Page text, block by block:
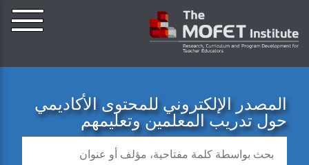
المصدر الإلكتروني للمحتوى الأكاديمي
حول تدريب المعلمين وتعليمهم